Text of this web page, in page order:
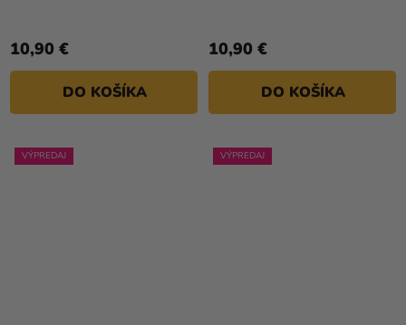
10,90 €
DO KOŠÍKA
10,90 €
DO KOŠÍKA
VÝPREDAJ VÝPREDAJ